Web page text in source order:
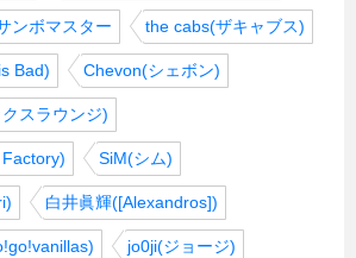
ンボマスター the cabs(ザキャブス)
Bad) Chevon(シェボン)
スラウンジ)
SiM(シム)
白井眞輝([Alexandros])
jo0ji(ジョージ)